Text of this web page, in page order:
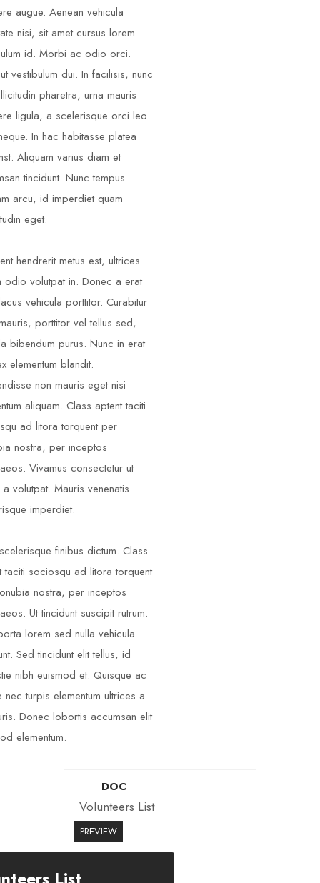
augue. Aenean vehicula
nisi, sit amet cursus lorem
id. Morbi ac odio orci.
vestibulum dui. In facilisis, nunc
pharetra, urna mauris
ligula, a scelerisque orci leo
In hac habitasse platea
Aliquam varius diam et
tincidunt. Nunc tempus
arcu, id imperdiet quam
eget.
hendrerit metus est, ultrices
odio volutpat in. Donec a erat
vehicula porttitor. Curabitur
porttitor vel tellus sed,
bibendum purus. Nunc in erat
elementum blandit.
non mauris eget nisi
aliquam. Class aptent taciti
ad litora torquent per
nostra, per inceptos
Vivamus consectetur ut
volutpat. Mauris venenatis
imperdiet.
finibus dictum. Class
taciti sociosqu ad litora torquent
nostra, per inceptos
Ut tincidunt suscipit rutrum.
lorem sed nulla vehicula
Sed tincidunt elit tellus, id
nibh euismod et. Quisque ac
nec turpis elementum ultrices a
Donec lobortis accumsan elit
elementum.
DOC
Volunteers List
PREVIEW